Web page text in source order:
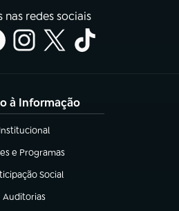
nas redes sociais
à Informação
Institucional
(abre em nova aba)
e Programas
em nova aba)
Social
em nova aba)
Auditorias
(abre em nova aba)